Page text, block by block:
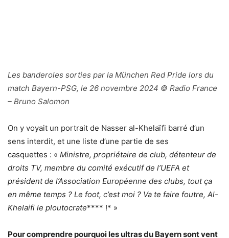
Les banderoles sorties par la München Red Pride lors du
match Bayern-PSG, le 26 novembre 2024 © Radio France
– Bruno Salomon
On y voyait un portrait de Nasser al-Khelaïfi barré d’un
sens interdit, et une liste d’une partie de ses
casquettes : « Ministre, propriétaire de club, détenteur de
droits TV, membre du comité exécutif de l’UEFA et
président de l’Association Européenne des clubs, tout ça
en même temps ? Le foot, c’est moi ? Va te faire foutre, Al-
Khelaifi le ploutocrate**** !* »
Pour comprendre pourquoi les ultras du Bayern sont vent